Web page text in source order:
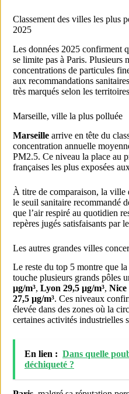
Classement des villes les plus
2025
Les données 2025 confirment
se limite pas à Paris. Plusieurs
concentrations de particules
aux recommandations
très marqués selon les
Marseille, ville la plus polluée
Marseille arrive en tête du
concentration annuelle
PM2.5. Ce niveau la place au
françaises les plus exposées
À titre de comparaison, la ville
le seuil sanitaire recommandé
que l’air respiré au quotidien
repères jugés satisfaisants par
Les autres grandes villes
Le reste du top 5 montre que
touche plusieurs grands pôles
µg/m³, Lyon 29,5 µg/m³, Nice
27,5 µg/m³. Ces niveaux
élevée dans des zones où la
certaines activités industrielles
En lien : Dans quelle
déchiqueté​ ?